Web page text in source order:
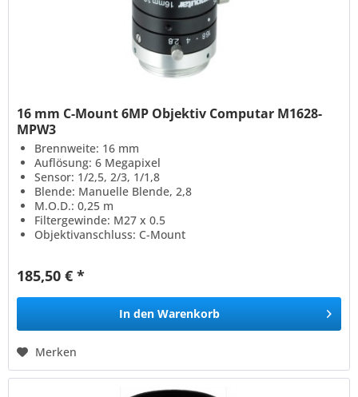
16 mm C-Mount 6MP Objektiv Computar M1628-
MPW3
Brennweite: 16 mm
Auflösung: 6 Megapixel
Sensor: 1/2,5, 2/3, 1/1,8
Blende: Manuelle Blende, 2,8
M.O.D.: 0,25 m
Filtergewinde: M27 x 0.5
Objektivanschluss: C-Mount
185,50 € *
In den Warenkorb
Merken